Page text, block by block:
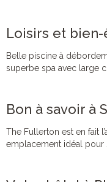
Loisirs et
Belle piscine à
superbe spa avec large
Bon à savoir à
The Fullerton est en fait
emplacement idéal pour